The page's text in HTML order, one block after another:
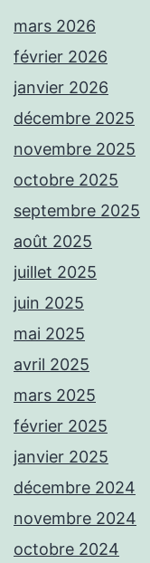
mars 2026
février 2026
janvier 2026
décembre 2025
novembre 2025
octobre 2025
septembre 2025
août 2025
juillet 2025
juin 2025
mai 2025
avril 2025
mars 2025
février 2025
janvier 2025
décembre 2024
novembre 2024
octobre 2024